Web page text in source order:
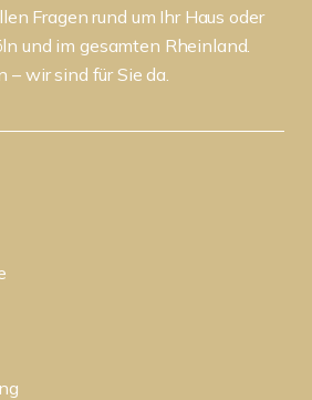
Fragen rund um Ihr Haus oder
und im gesamten Rheinland.
– wir sind für Sie da.